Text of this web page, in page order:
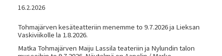
16.2.2026
Tohmajärven kesäteatteriin menemme to 9.7.2026 ja Lieksan
Vaskiviikolle la 1.8.2026.
Matka Tohmajärven Maiju Lassila teateriin ja Nylundin talon